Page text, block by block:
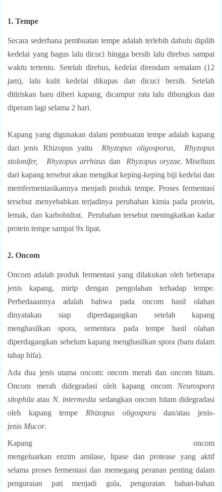
1. Tempe
Secara sederhana pembuatan tempe adalah terlebih dahulu dipilih
kedelai yang bagus lalu dicuci hingga bersih lalu direbus sampai
waktu tertentu. Setelah direbus, kedelai direndam semalam (12
jam), lalu kulit kedelai dikupas dan dicuci bersih. Setelah
ditiriskan baru diberi kapang, dicampur rata lalu dibungkus dan
diperam lagi selama 2 hari.
Kapang yang digunakan dalam pembuatan tempe adalah kapang
dari jenis Rhizopus yaitu
Rhyzopus oligosporus,
Rhyzopus
stolonifer,
Rhyzopus arrhizus dan Rhyzopus oryzae.Miselium
dari kapang tersebut akan mengikat keping-keping biji kedelai dan
memfermentasikannya menjadi produk tempe. Proses fermentasi
tersebut menyebabkan terjadinya perubahan kimia pada protein,
lemak, dan karbohidrat. Perubahan tersebut meningkatkan kadar
protein tempe sampai 9x lipat.
2. Oncom
Oncom adalah produk fermentasi yang dilakukan oleh beberapa
jenis kapang, mirip dengan pengolahan terhadap tempe.
Perbedaaannya adalah bahwa pada oncom hasil olahan
dinyatakan siap diperdagangkan setelah kapang
menghasilkan spora, sementara pada tempe hasil olahan
diperdagangkan sebelum kapang menghasilkan spora (baru dalam
tahap hifa).
Ada dua jenis utama oncom:oncom merah dan oncom hitam.
Oncom merah didegradasi oleh kapang oncom
Neurospora
sitophila atau N. intermedia sedangkan oncom hitam didegradasi
oleh kapang tempe Rhizopus oligosporudan/atau jenis-
jenis Mucor.
Kapang oncom
mengeluarkan enzim amilase, lipase dan protease yang aktif
selama proses fermentasi dan memegang peranan penting dalam
penguraian pati menjadi gula, penguraian bahan-bahan